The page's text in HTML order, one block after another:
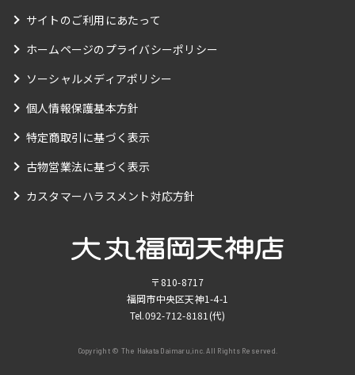
サイトのご利用にあたって
ホームページのプライバシーポリシー
ソーシャルメディアポリシー
個人情報保護基本方針
特定商取引に基づく表示
古物営業法に基づく表示
カスタマーハラスメント対応方針
〒810-8717
福岡市中央区天神1-4-1
Tel.092-712-8181 (代)
Copyright © The Hakata Daimaru,inc. All Rights Reserved.